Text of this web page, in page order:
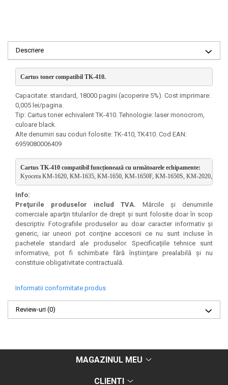
Descriere
Cartus toner compatibil TK-410.
Capacitate: standard, 18000 pagini (acoperire 5%). Cost imprimare:
0,005 lei/pagina.
Tip: Cartus toner echivalent TK-410. Tehnologie: laser monocrom,
culoare black.
Alte denumiri sau coduri folosite: TK-410, TK410. Cod EAN:
6959080006409
Cartus TK-410 compatibil funcționează cu următoarele echipamente:
Kyocera KM-1620, KM-1635, KM-1650, KM-1650F, KM-1650S, KM-2020,
Info:
Preţurile produselor includ TVA. Mărcile şi denumirile
comerciale aparţin titularilor de drept şi sunt folosite doar în scop
descriptiv. Fotografiile produselor au doar caracter informativ şi
generic, iar uneori pot conţine accesorii ce nu sunt incluse în
pachetele standard ale produselor. Specificaţiile tehnice sunt
informative, pot fi schimbate fără înştiinţare prealabilă şi nu
constituie obligativitate contractuală.
Informatii conformitate produs
Review-uri (0)
MAGAZINUL MEU
CLIENTI